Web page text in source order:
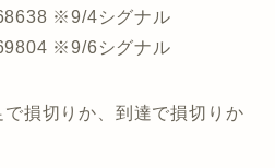
※9/4シグナル
※9/6シグナル
損切りか、到達で損切りか